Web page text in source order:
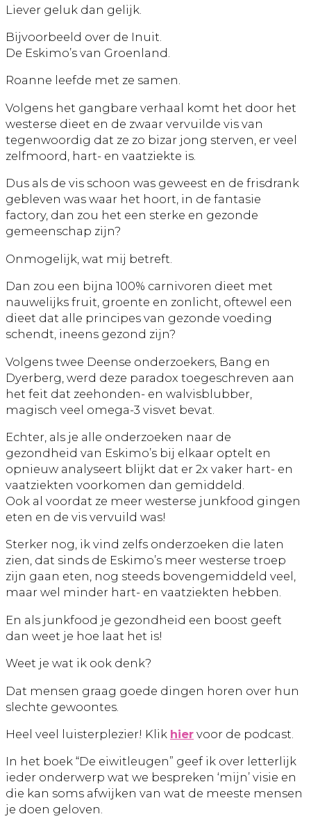
Liever geluk dan gelijk.
Bijvoorbeeld over de Inuit.
De Eskimo’s van Groenland.
Roanne leefde met ze samen.
Volgens het gangbare verhaal komt het door het
westerse dieet en de zwaar vervuilde vis van
tegenwoordig dat ze zo bizar jong sterven, er veel
zelfmoord, hart- en vaatziekte is.
Dus als de vis schoon was geweest en de frisdrank
gebleven was waar het hoort, in de fantasie
factory, dan zou het een sterke en gezonde
gemeenschap zijn?
Onmogelijk, wat mij betreft.
Dan zou een bijna 100% carnivoren dieet met
nauwelijks fruit, groente en zonlicht, oftewel een
dieet dat alle principes van gezonde voeding
schendt, ineens gezond zijn?
Volgens twee Deense onderzoekers, Bang en
Dyerberg, werd deze paradox toegeschreven aan
het feit dat zeehonden- en walvisblubber,
magisch veel omega-3 visvet bevat.
Echter, als je alle onderzoeken naar de
gezondheid van Eskimo’s bij elkaar optelt en
opnieuw analyseert blijkt dat er 2x vaker hart- en
vaatziekten voorkomen dan gemiddeld.
Ook al voordat ze meer westerse junkfood gingen
eten en de vis vervuild was!
Sterker nog, ik vind zelfs onderzoeken die laten
zien, dat sinds de Eskimo’s meer westerse troep
zijn gaan eten, nog steeds bovengemiddeld veel,
maar wel minder hart- en vaatziekten hebben.
En als junkfood je gezondheid een boost geeft
dan weet je hoe laat het is!
Weet je wat ik ook denk?
Dat mensen graag goede dingen horen over hun
slechte gewoontes.
Heel veel luisterplezier! Klik hier voor de podcast.
In het boek “De eiwitleugen” geef ik over letterlijk
ieder onderwerp wat we bespreken ‘mijn’ visie en
die kan soms afwijken van wat de meeste mensen
je doen geloven.